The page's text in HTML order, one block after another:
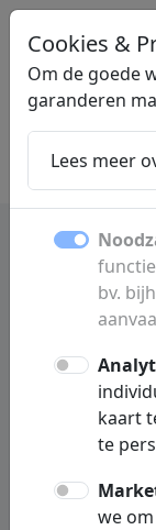
Home
Ontdek
Cookies &
Om de goede
garanderen
Lees meer
bv.
kaart
te
we